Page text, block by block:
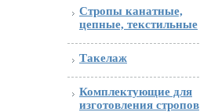
Стропы канатные,
цепные, текстильные
Такелаж
Комплектующие для
изготовления стропов